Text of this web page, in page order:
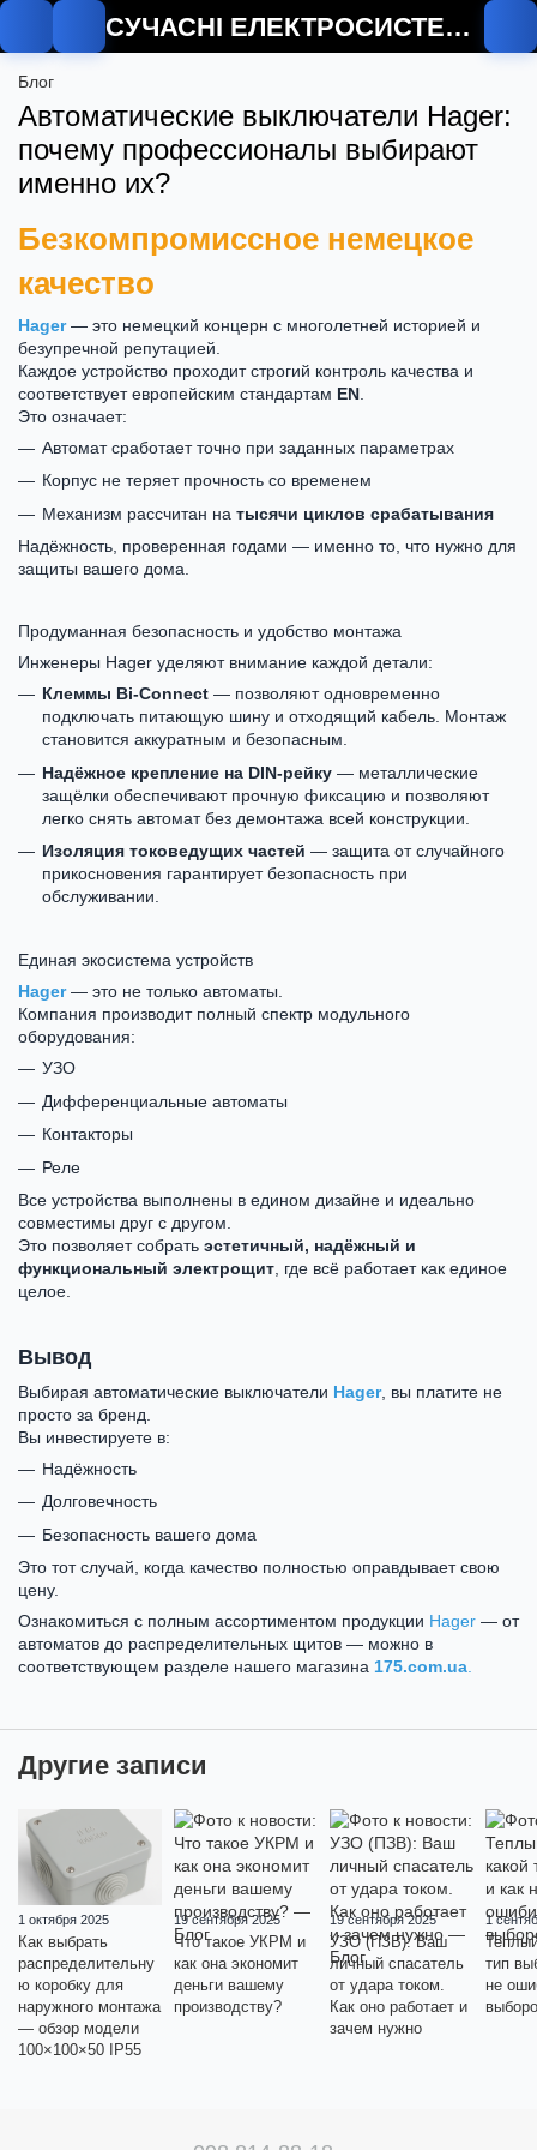
СУЧАСНІ ЕЛЕКТРОСИСТЕМИ
Блог
Автоматические выключатели Hager:
почему профессионалы выбирают
именно их?
Безкомпромиссное немецкое
качество
Hager— это немецкий концерн с многолетней историей и
безупречной репутацией.
Каждое устройство проходит строгий контроль качества и
соответствует европейским стандартам EN
Это означает:
Автомат сработает точно при заданных параметрах
Корпус не теряет прочность со временем
Механизм рассчитан на тысячи циклов срабатывания
Надёжность, проверенная годами — именно то, что нужно для
защиты вашего дома.
Продуманная безопасность и удобство монтажа
Инженеры Hager уделяют внимание каждой детали:
Клеммы Bi-Connect — позволяют одновременно
подключать питающую шину и отходящий кабель. Монтаж
становится аккуратным и безопасным.
Надёжное крепление на DIN-рейку — металлические
защёлки обеспечивают прочную фиксацию и позволяют
легко снять автомат без демонтажа всей конструкции.
Изоляция токоведущих частей — защита от случайного
прикосновения гарантирует безопасность при
обслуживании.
Единая экосистема устройств
Hager— это не только автоматы.
Компания производит полный спектр модульного
оборудования:
УЗО
Дифференциальные автоматы
Контакторы
Реле
Все устройства выполнены в едином дизайне и идеально
совместимы друг с другом.
Это позволяет собрать эстетичный, надёжный и
функциональный электрощит , где всё работает как единое
целое.
Вывод
Выбирая автоматические выключатели Hager, вы платите не
просто за бренд.
Вы инвестируете в:
Надёжность
Долговечность
Безопасность вашего дома
Это тот случай, когда качество полностью оправдывает свою
цену.
Ознакомиться с полным ассортиментом продукции Hager — от
автоматов до распределительных щитов — можно в
соответствующем разделе нашего магазина 175.com.ua
Другие записи
1 октября 2025
Как выбрать
распределительну
ю коробку для
наружного монтажа
— обзор модели
100×100×50 IP55
19 сентября 2025
Что такое УКРМ и
как она экономит
деньги вашему
производству?
19 сентября 2025
УЗО (ПЗВ): Ваш
личный спасатель
от удара током.
Как оно работает и
зачем нужно
1
тип
не